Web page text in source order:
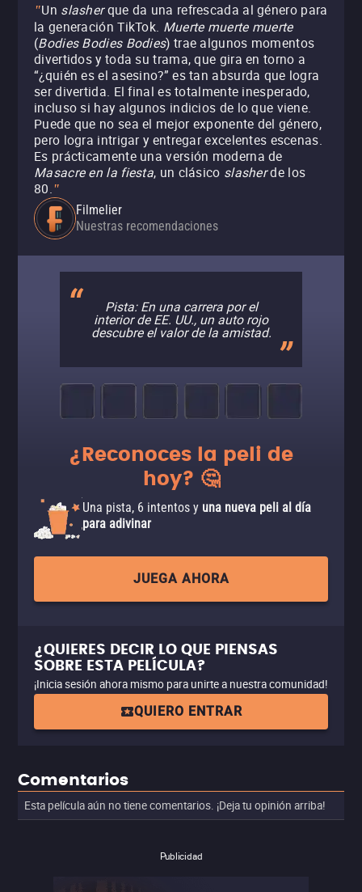
"Un slasherque da una refrescada al género para
la generación TikTok. Muerte muerte muerte
(Bodies Bodies Bodies) trae algunos momentos
divertidos y toda su trama, que gira en torno a
“¿quién es el asesino?” es tan absurda que logra
ser divertida. El final es totalmente inesperado,
incluso si hay algunos indicios de lo que viene.
Puede que no sea el mejor exponente del género,
pero logra intrigar y entregar excelentes escenas.
Es prácticamente una versión moderna de
Masacre en la fiesta, un clásico slasherde los
80."
Filmelier
Nuestras recomendaciones
Pista: En una carrera por el
interior de EE. UU., un auto rojo
descubre el valor de la amistad.
¿Reconoces la peli de
hoy? 🤔
Una pista, 6 intentos y una nueva peli al día
para adivinar
JUEGA AHORA
¿QUIERES DECIR LO QUE PIENSAS
SOBRE ESTA PELÍCULA?
¡Inicia sesión ahora mismo para unirte a nuestra comunidad!
QUIERO ENTRAR
Comentarios
Esta película aún no tiene comentarios. ¡Deja tu opinión arriba!
Publicidad